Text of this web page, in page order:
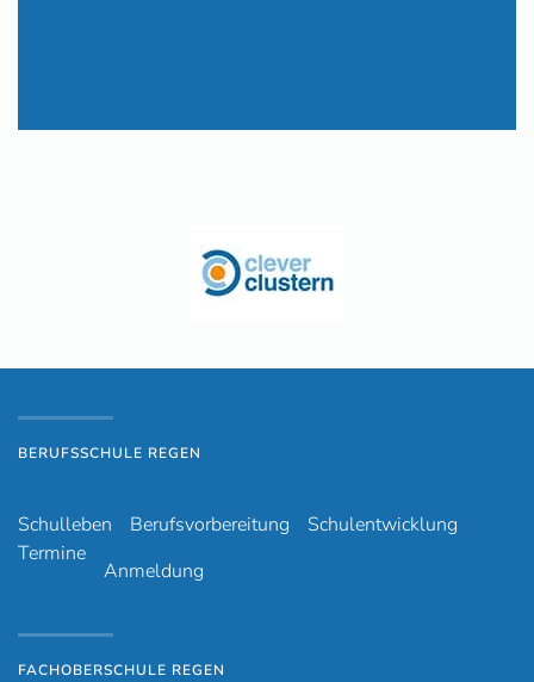
BERUFSSCHULE REGEN
Schulleben Berufsvorbereitung
Schulentwicklung
Termine
Anmeldung
FACHOBERSCHULE REGEN